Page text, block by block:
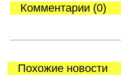
Комментарии (0)
Похожие новости